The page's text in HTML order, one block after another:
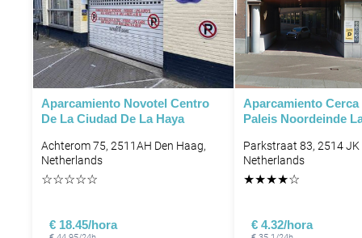
Aparcamiento Novotel Centro
De La Ciudad De La Haya
Achterom 75, 2511AH Den Haag,
Netherlands
☆☆☆☆☆
€ 18.45/hora
Aparcamiento
Paleis Noordeinde
Parkstraat 83, 2514 JK
Netherlands
★★★★☆
€ 4.32/hora